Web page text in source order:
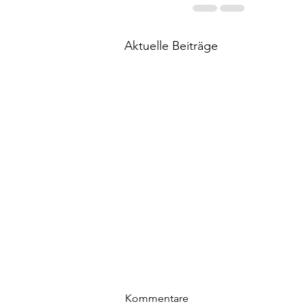
Aktuelle Beiträge
Kommentare